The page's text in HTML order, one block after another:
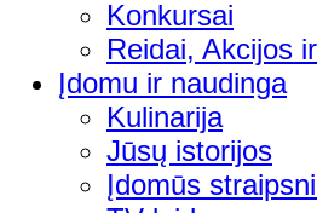
Konkursai
Reidai, Akcijos
Įdomu ir naudinga
Kulinarija
Jūsų istorijos
Įdomūs